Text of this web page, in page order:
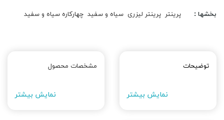
بخشها : پرینتر پرینتر لیزری سیاه و سفید چهارکاره سیاه و سفید
توضیحات
نمایش بیشتر
مشخصات محصول
نمایش بیشتر